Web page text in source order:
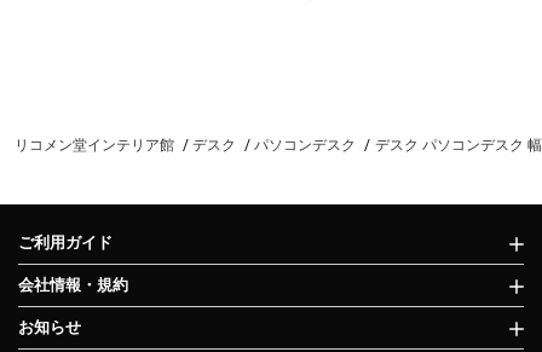
リコメン堂インテリア館 デスク パソコンデスク デスク パソコンデスク
ご利用ガイド
会社情報・規約
お知らせ